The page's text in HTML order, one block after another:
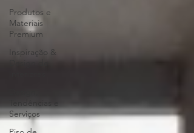
Produtos e
Materiais
Premium
Inspiração &
Design de
Serviços